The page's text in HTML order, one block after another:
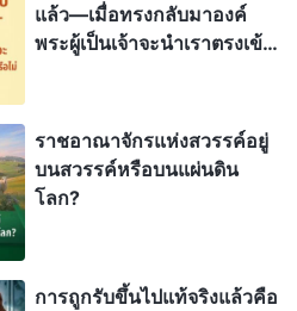
ของพระวิญญาณบริสุทธิ์ มี
งพระวิญญาณ แต่ไม่มีคำ
าจึงมั่นใจได้ ว่าพวกเขา
นหรือใช้งาน พวกเขาถูกคน
าอย่างชัดเจน แล้วทำไมถึง
ห้ตำแหน่งพวกตน? นั่นมันไม่
ไม่ใช่การโกหกและเป็น
โจ่งแจ้งเหรอ? ผลสืบเนื่อง
แล้ว—เมื่อทรงกลับมาองค์
พระผู้เป็นเจ้าจะนำเราตรงเข้า
ราชอาณาจักรแห่งสวรรค์อยู่
บนสวรรค์หรือบนแผ่นดิน
โลก?
การถูกรับขึ้นไปแท้จริงแล้วคือ